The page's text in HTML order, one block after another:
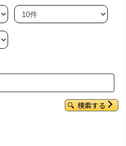
検索する